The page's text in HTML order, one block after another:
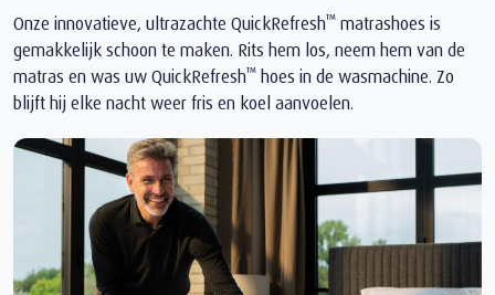
Onze innovatieve, ultrazachte QuickRefresh™ matrashoes is
gemakkelijk schoon te maken. Rits hem los, neem hem van de
matras en was uw QuickRefresh™ hoes in de wasmachine. Zo
blijft hij elke nacht weer fris en koel aanvoelen.